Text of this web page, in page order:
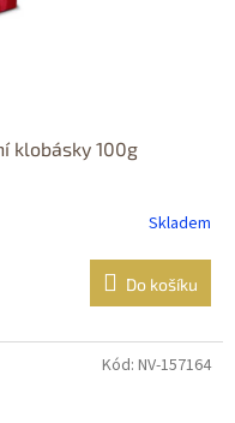
klobásky 100g
Skladem
Do košíku
Kód: NV-157164